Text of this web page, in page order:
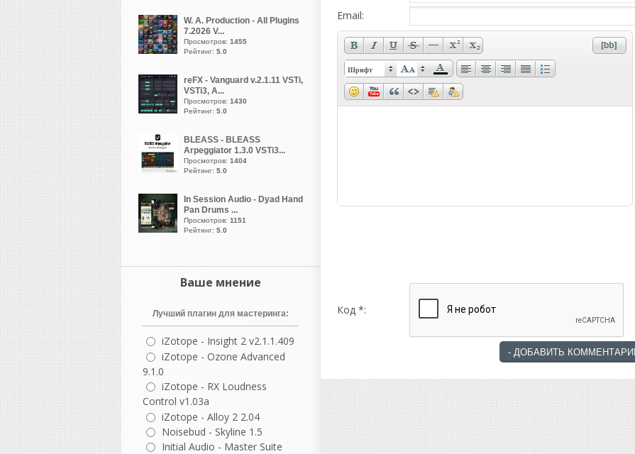
Email:
Шрифт
Код *:
GALAN
Возьми старую запись, где
под джазовый оркестр поёт
кто либо. Твоя хвалёная
призма вместе с вокалом
guter
написал 06.08.2026 в
ANNIVERSARY EDITION OF
ONE OF THE MOST
POPULAR AND ENDURING
Возрождение Ностальгии |
Скоро...
существования в качестве
одной из самых популярных
и долговечных библиотек
сэмплов,
специальном юбилейном
издании, посвященном 20-
летию.
W. A. Production - All Plugins
7.2026 V...
Просмотров: 1455
Рейтинг: 5.0
reFX - Vanguard v.2.1.11 VSTi,
VSTi3, A...
Просмотров: 1430
Рейтинг: 5.0
BLEASS - BLEASS
Arpeggiator 1.3.0 VSTi3...
Просмотров: 1404
Рейтинг: 5.0
In Session Audio - Dyad Hand
Pan Drums ...
Просмотров: 1151
Рейтинг: 5.0
Ваше мнение
Лучший плагин для мастеринга:
iZotope - Insight 2 v2.1.1.409
iZotope - Ozone Advanced
9.1.0
iZotope - RX Loudness
Control v1.03a
iZotope - Alloy 2 2.04
Noisebud - Skyline 1.5
Initial Audio - Master Suite